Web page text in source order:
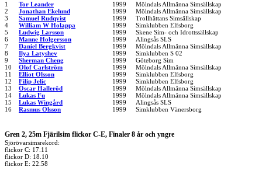
1 Tor Leander 1999
Mölndals Allmänna Simsällskap
2
Jonathan Ekelund 1999
Mölndals Allmänna Simsällskap
3
Samuel Rudqvist 1999
Trollhättans Simsällskap
4
William W Holappa 1999
Simklubben Elfsborg
5
Ludwig Larsson 1999
Skene Sim- och Idrottssällskap
6
Manne Holgersson 1999
Alingsås SLS
7
Daniel Bergkvist 1999
Mölndals Allmänna Simsällskap
8
Ilya Latyshev 1999
Simklubben S 02
9
Sherman Cheng 1999
Göteborg Sim
10
Olof Carlström 1999
Mölndals Allmänna Simsällskap
11
Elliot Olsson 1999
Simklubben Elfsborg
12
Filip Jelic 1999
Simklubben Elfsborg
13
Oscar Halleröd 1999
Mölndals Allmänna Simsällskap
14
Lukas Fu 1999
Mölndals Allmänna Simsällskap
15
Lukas Wingård 1999
Alingsås SLS
16
Rasmus Olsson 1999 Simklubben Vänersborg
Gren 2, 25m Fjärilsim flickor C-E, Finaler 8 år och yngre
Sjörövarsimsrekord:
flickor C: 17.11
flickor D: 18.10
flickor E: 22.58